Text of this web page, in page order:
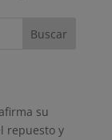
Buscar
su
repuesto y